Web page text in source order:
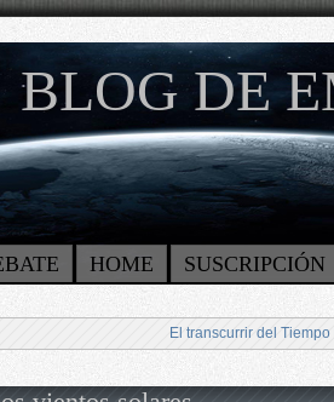
BLOG DE
HOME SUSCRIPCIÓN
El transcurrir del